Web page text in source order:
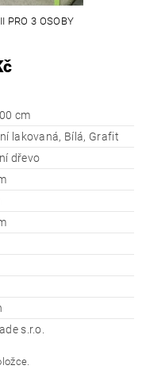
PRO 3 OSOBY
cm
lakovaná, Bílá, Grafit
dřevo
s.r.o.